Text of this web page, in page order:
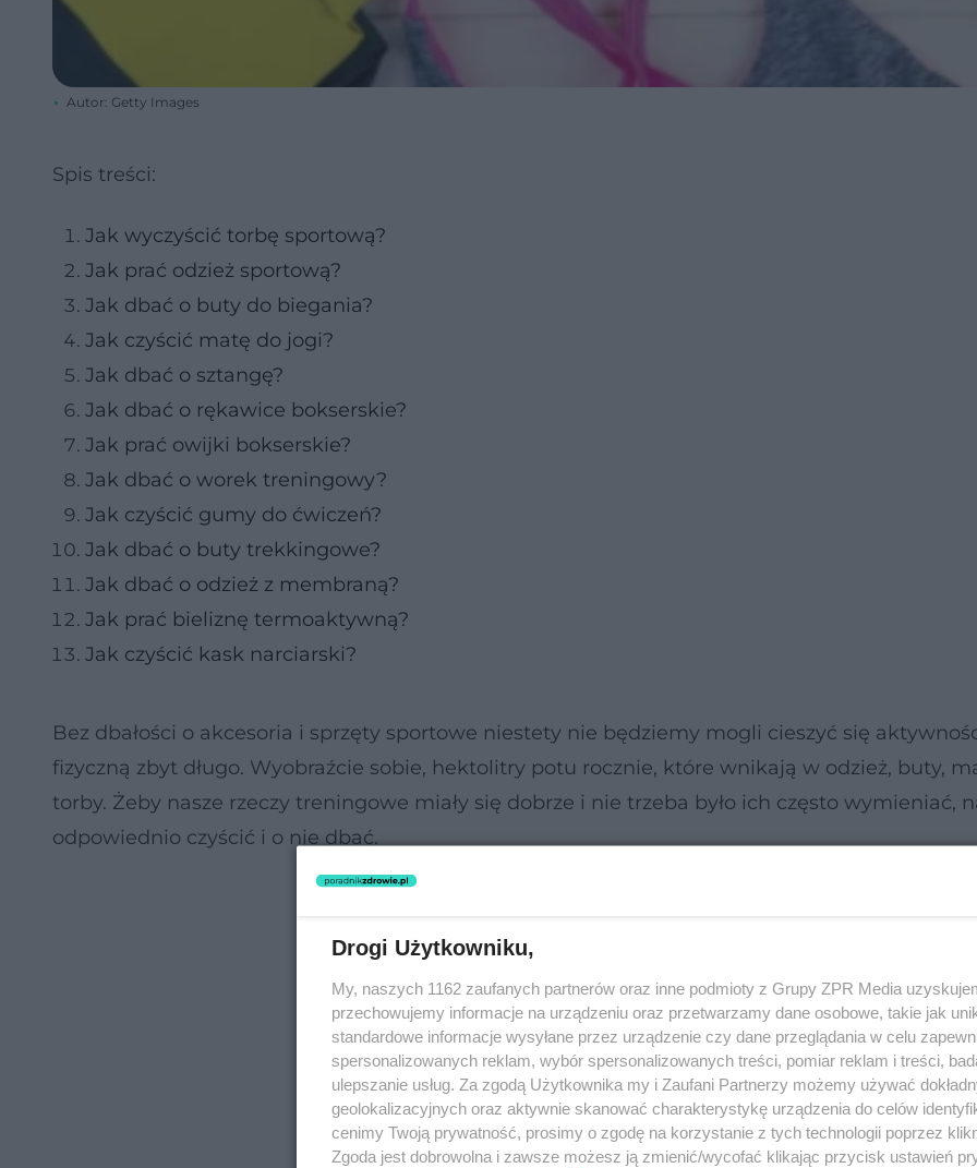
Autor: Getty Images
Spis treści:
Jak wyczyścić torbę sportową?
Jak prać odzież sportową?
Jak dbać o buty do biegania?
Jak czyścić matę do jogi?
Jak dbać o sztangę?
Jak dbać o rękawice bokserskie?
Jak prać owijki bokserskie?
Jak dbać o worek treningowy?
Jak czyścić gumy do ćwiczeń?
Jak dbać o buty trekkingowe?
Jak dbać o odzież z membraną?
Jak prać bieliznę termoaktywną?
Jak czyścić kask narciarski?
Bez dbałości o akcesoria i sprzęty sportowe niestety nie będziemy mogli cieszyć się
fizyczną zbyt długo. Wyobraźcie sobie, hektolitry potu rocznie, które wnikają w odzież, buty,
torby. Żeby nasze rzeczy treningowe miały się dobrze i nie trzeba było ich często wymieniać,
odpowiednio czyścić i o nie dbać.
Drogi Użytkowniku,
My, naszych 1162 zaufanych partnerów oraz inne podmioty z Grupy ZPR Media
przechowujemy informacje na urządzeniu oraz przetwarzamy dane osobowe, takie jak
standardowe informacje wysyłane przez urządzenie czy dane przeglądania w celu
spersonalizowanych reklam, wybór spersonalizowanych treści, pomiar reklam i treści,
ulepszanie usług. Za zgodą Użytkownika my i Zaufani Partnerzy możemy używać
geolokalizacyjnych oraz aktywnie skanować charakterystykę urządzenia do celów
cenimy Twoją prywatność, prosimy o zgodę na korzystanie z tych technologii poprzez
Zgoda jest dobrowolna i zawsze możesz ją zmienić/wycofać klikając przycisk ustawień